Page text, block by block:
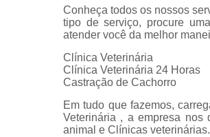
Conheça todos os nossos
tipo de serviço, procure
atender você da melhor
Clínica Veterinária
Clínica Veterinária 24 Horas
Castração de Cachorro
Em tudo que fazemos,
Veterinária , a empresa nos
animal e Clínicas